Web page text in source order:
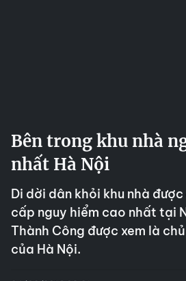
Bên trong khu nhà
nhất Hà Nội
Di dời dân khỏi khu nhà
cấp nguy hiểm cao nhất tại
Thành Công được xem là
của Hà Nội.